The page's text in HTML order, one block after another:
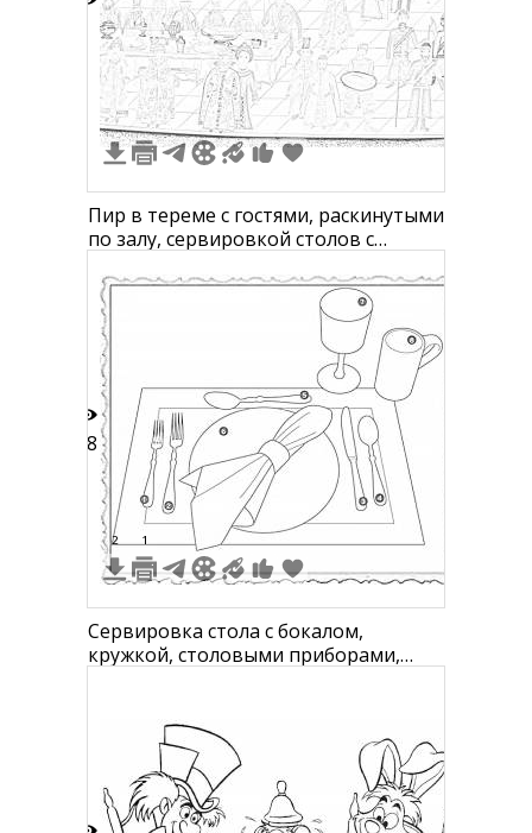
Пир в тереме с гостями, раскинутыми
по залу, сервировкой столов с
инструментами и танцорами
18
2 1
Сервировка стола с бокалом,
кружкой, столовыми приборами,